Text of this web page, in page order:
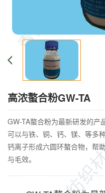
高浓螯合粉GW-TA
GW-TA螯合粉为最新研发的产
可以与铁、铜、钙、镁、等多
钙离子形成六圆环螯合物，帮
与毛效。